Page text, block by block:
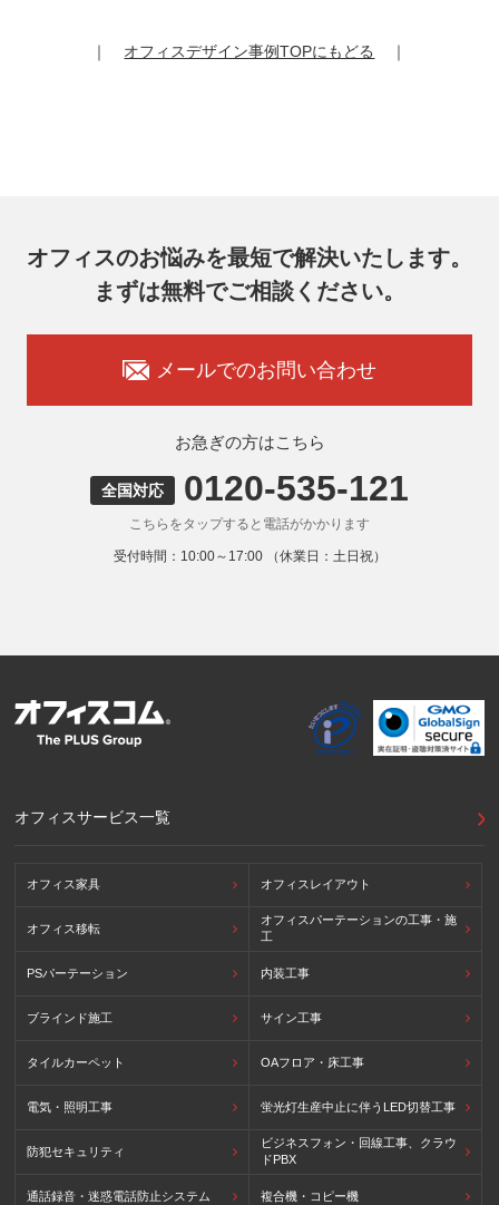
提供記録の開示を請求することができます。
7. 個人情報を提供されることの任意性
お客様がご自身の個人情報を弊社に提供されるか否かはお客
は、適切なサービスをご提供できない場合がありますのでご
弊社ウェブサイトでは、利用者が当ウェブサイトを閲覧した
状況の分析のためにCookieを利用していますが、Cookieによ
る個人情報の取得はしていません。
9. 外国にある第三者への提供
お客様の個人情報を下記海外の個人情報取扱事業者へ提供す
る場合があります。
提供先の所在国の名称：アメリカ（Google LLC）
当該外国における個人情報の保護に関する制度：APECの
外国における個人情報の保護に関する制度等の詳細は以下を
ご確認下さい。
｜ オフィスデザイン事例TOPにもどる ｜
オフィスのお悩みを最短で解決いたします。
まずは無料でご相談ください。
メールでのお問い合わせ
お急ぎの方はこちら
全国対応 0120-535-121
こちらをタップすると電話がかかります
受付時間：10:00～17:00 （休業日：土日祝）
オフィスサービス一覧
オフィス家具 オフィスレイアウト
オフィス移転
オフィスパーテーションの工事・施
工
PSパーテーション 内装工事
ブラインド施工 サイン工事
タイルカーペット OAフロア・床工事
電気・照明工事 蛍光灯生産中止に伴うLED切替工事
防犯セキュリティ
ビジネスフォン・回線工事、クラウ
ドPBX
通話録音・迷惑電話防止システム 複合機・コピー機